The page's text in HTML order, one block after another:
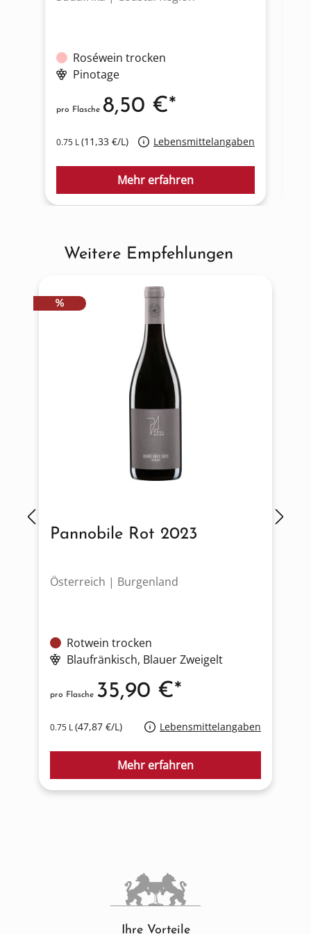
Roséwein trocken
Pinotage
0.75 L(11,33 €/L) Lebensmittelangaben
pro Flasche 8,50 €*
Mehr erfahren
Produktgalerie überspringen
Weitere Empfehlungen
RABATT
%
Pannobile Rot 2023
Österreich | Burgenland
Rotwein trocken
Blaufränkisch, Blauer Zweigelt
0.75 L(47,87 €/L) Lebensmittelangaben
pro Flasche 35,90 €*
Mehr erfahren
Ihre Vorteile